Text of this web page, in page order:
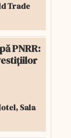
Trade
PNRR:
Sala